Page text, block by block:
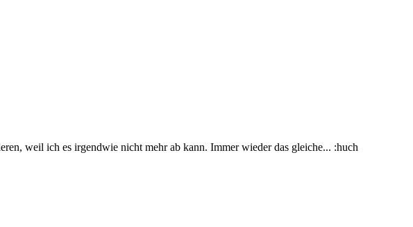
weil ich es irgendwie nicht mehr ab kann. Immer wieder das gleiche... :huch